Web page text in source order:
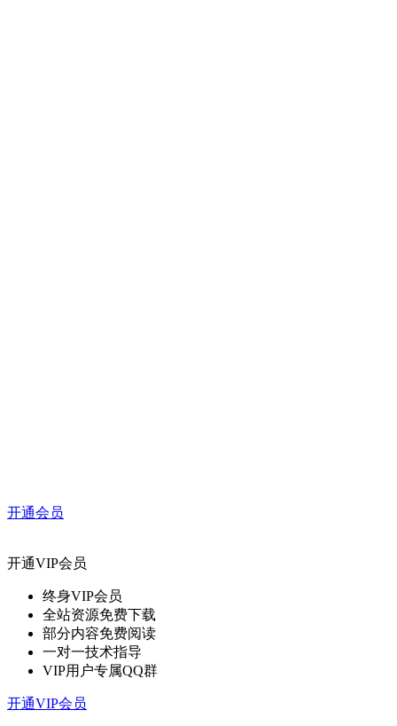
开通会员
开通VIP会员
终身VIP会员
全站资源免费下载
部分内容免费阅读
一对一技术指导
VIP用户专属QQ群
开通VIP会员